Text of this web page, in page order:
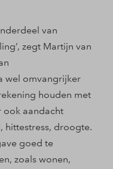
van
zegt Martijn van
wel omvangrijker
houden met
ook aandacht
hittestress, droogte.
goed te
zoals wonen,